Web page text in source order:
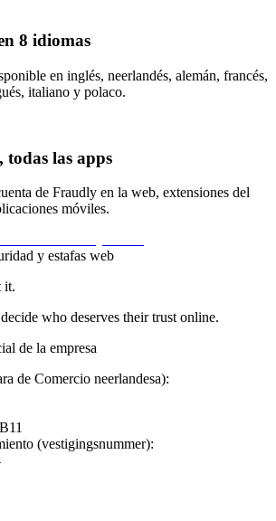
8 idiomas
en inglés, neerlandés, alemán, francés,
italiano y polaco.
todas las apps
de Fraudly en la web, extensiones del
móviles.
y estafas web
it.
who deserves their trust online.
de la empresa
de Comercio neerlandesa):
(vestigingsnummer):